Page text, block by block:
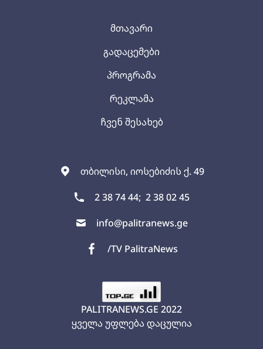
თბილისი, იოსებიძის ქ. 49
2 38 74 44; 2 38 02 45
info@palitranews.ge
/TV PalitraNews
მთავარი
გადაცემები
პროგრამა
რეკლამა
ჩვენ შესახებ
PALITRANEWS.GE 2022
ყველა უფლება დაცულია